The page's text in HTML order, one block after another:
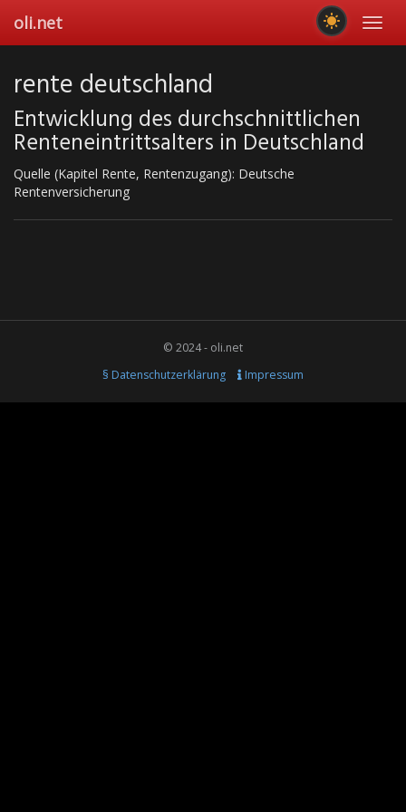
main
oli.net
rente deutschland
Entwicklung des durchschnittlichen
Renteneintrittsalters in Deutschland
Quelle (Kapitel Rente, Rentenzugang): Deutsche
Rentenversicherung
© 2024 - oli.net
§ Datenschutzerklärung
Impressum